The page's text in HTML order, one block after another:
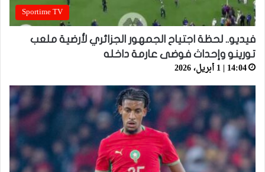
Sportime TV
فيديو.. لحظة اجتياح الجمهور الجزائري لأرضية ملعب
تورينو وإحداث فوضى عارمة داخله
14:04 | 1 أبريل، 2026